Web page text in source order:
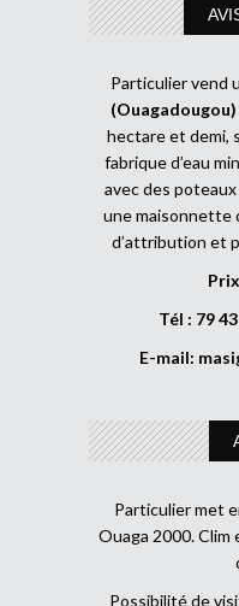
Particulier vend
(Ouagadougou)
hectare et demi,
fabrique d’eau
avec des
une
d’attribution et
Tél : 79
E-mail:
Particulier met
Ouaga 2000.
Possibilité de